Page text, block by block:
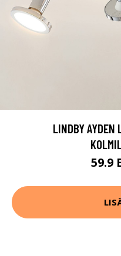
LINDBY AYDEN
59.9